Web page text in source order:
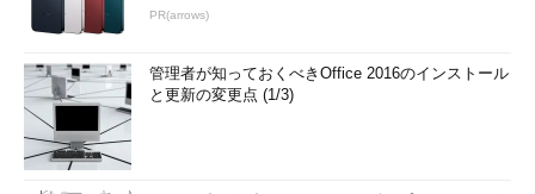
PR(arrows)
管理者が知っておくべきOffice 2016のインストール
と更新の変更点 (1/3)